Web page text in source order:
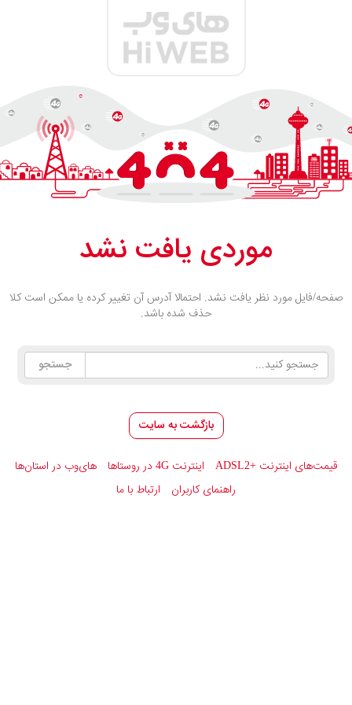
موردی یافت نشد
صفحه/فایل مورد نظر یافت نشد. احتمالا آدرس آن تغییر کرده یا ممکن است کلا
حذف شده باشد.
بازگشت به سایت
قیمت‌های اینترنتADSL2+ اینترنت 4G در روستاها
های‌وب در استان‌ها
راهنمای کاربران
ارتباط با ما